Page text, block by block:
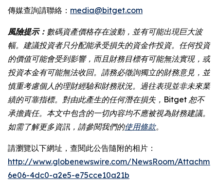
傳媒查詢請聯絡： media@bitget.com
風險提示： 數碼資產價格存在波動，並有可能出現巨大波
幅。建議投資者只分配能承受損失的資金作投資。任何投資
的價值可能會受到影響，而且財務目標有可能無法實現，或
投資本金有可能無法收回。請務必徵詢獨立的財務意見，並
慎重考慮個人的理財經驗和財務狀況。過往表現並非未來業
績的可靠指標。對由此產生的任何潛在損失，Bitget 恕不
承擔責任。本文中包含的一切內容均不應被視為財務建議。
如需了解更多資訊，請參閱我們的使用條款。
請瀏覽以下網址，查閱此公告隨附的相片：
http://www.globenewswire.com/NewsRoom/
6e06-4dc0-a2e5-e75cce10a21b